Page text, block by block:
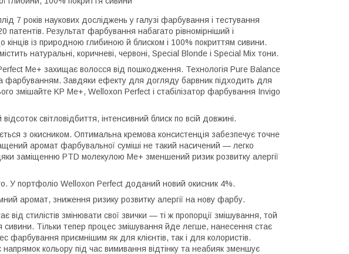
7 років наукових досліджень у галузі фарбування і тестування
Результат фарбування набагато рівномірніший і
кінців із природною глибиною й блиском і 100% покриттям сивини.
натуральні, коричневі, червоні, Special Blonde і Special Mix тони.
Me+ захищає волосся від пошкодження. Технологія Pure Balance
фарбуванням. Завдяки ефекту для догляду барвник підходить для
змішайте KP Me+, Welloxon Perfect і стабілізатор фарбування Invigo
світловідбиття, інтенсивний блиск по всій довжині.
з окисником. Оптимальна кремова консистенція забезпечує точне
аромат фарбувальної суміші не такий насичений — легко
заміщенню PTD молекулою Me+ зменшений ризик розвитку алергії
У портфоліо Welloxon Perfect доданий новий окисник 4%.
аромат, зниження ризику розвитку алергії на нову фарбу.
від стилістів змінювати свої звички — ті ж пропорції змішування, той
Тільки тепер процес змішування йде легше, нанесення стає
приємнішим як для клієнтів, так і для колористів.
напрямок кольору під час вимивання відтінку та неабияк зменшує